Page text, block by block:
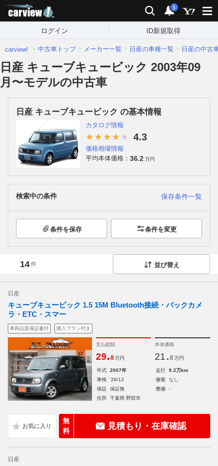
検索 通知
i
ログイン ID新規取得
carview! 中古車トップ メーカー一覧 日産の車種一覧 日産の中古
日産 キューブキュービック 2003年09
月〜モデルの中古車
日産 キューブキュービック の基本情報
カタログ情報
4.3
価格相場情報
平均本体価格： 36.2 万円
検索中の条件 保存条件一覧
条件を保存 条件を変更
14件 並び替え
日産
キューブキュービック 1.5 15M Bluetooth接続・バックカメ
ラ・ETC・スマー
車両品質保証書付 購入プラン付き
支払総額
29.8 万円
本体価格
21. 8 万円
年式 2007年 走行
9.2万km
車検
'26/12 修復
なし
保証
保証無 整備
-
住所
千葉県 野田市
無
料
見積もり・在庫確認
日産